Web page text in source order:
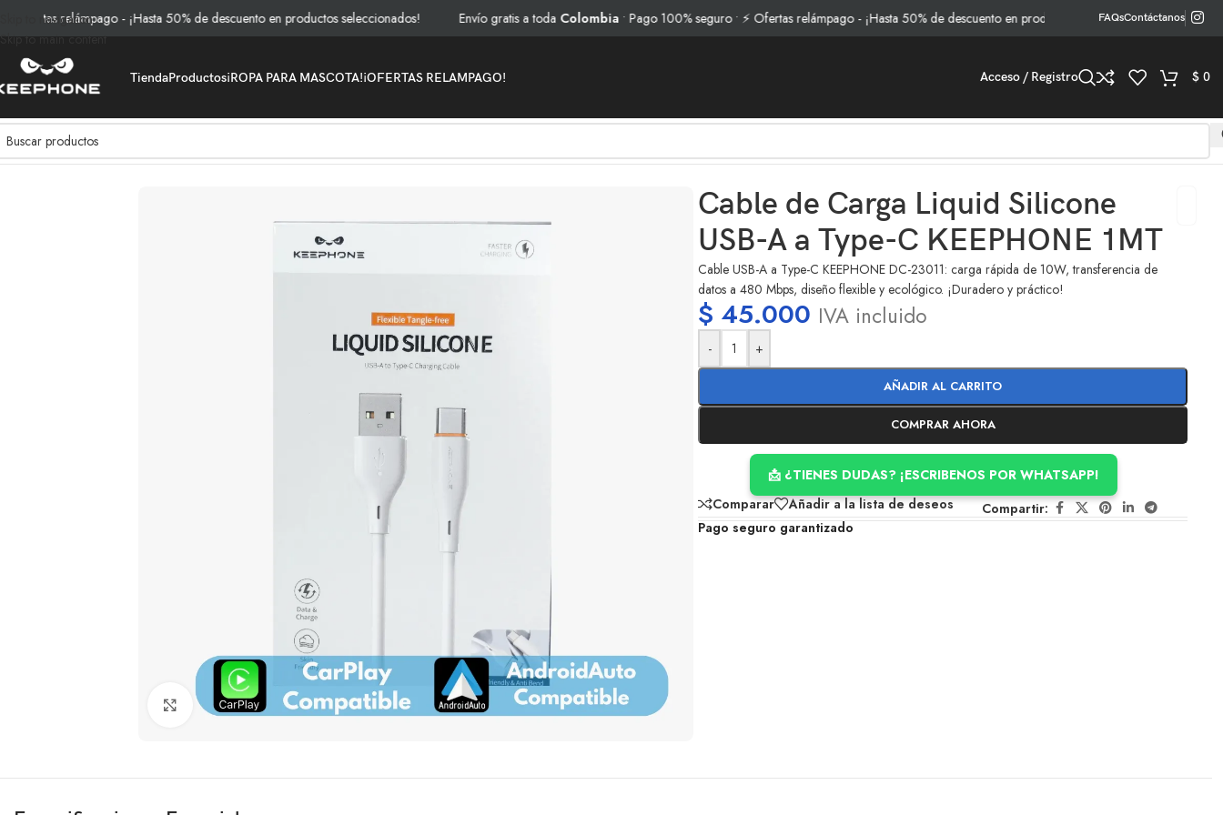
Skip to navigation
Skip to main content
relámpago - ¡Hasta 50% de descuento en productos seleccionados! Envío gratis a todaColombia• Pago 100% seguro • ⚡ Ofertas relámpago - ¡Hasta 50% de descuento en productos seleccionados!
FAQsContáctanos
TiendaProductos¡ROPA PARA MASCOTA!¡OFERTAS RELAMPAGO! Acceso / Registro $ 0
Inicio/Productos/Cables y Cargadores
Clic para ampliar
Cable de Carga Liquid Silicone
USB-A a Type-C KEEPHONE 1MT
Cable USB-A a Type-C KEEPHONE DC-23011: carga rápida de 10W, transferencia de
datos a 480 Mbps, diseño flexible y ecológico. ¡Duradero y práctico!
$ 45.000 IVA incluido
- +
AÑADIR AL CARRITO
COMPRAR AHORA
📩 ¿TIENES DUDAS? ¡ESCRIBENOS POR WHATSAPP!
Comparar
Añadir a la lista de deseos
Compartir:
Pago seguro garantizado